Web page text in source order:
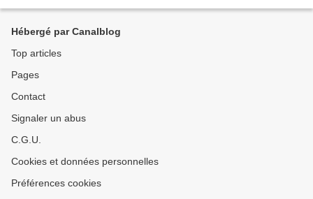
Hébergé par Canalblog
Top articles
Pages
Contact
Signaler un abus
C.G.U.
Cookies et données personnelles
Préférences cookies